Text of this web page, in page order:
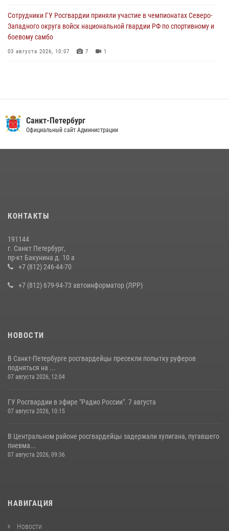
Сотрудники ГУ Росгвардии приняли участие в чемпионатах Северо-
Западного округа войск национальной гвардии РФ по спортивному и
боевому самбо
03 августа 2026, 10:07 7 1
В Красногвардейском районе росгвардейцы задержали хулигана,
угрожавшего мужчине пневматическим пистолетом
на III Международном петербургском цифровом форуме
В Ленобласти сотрудники Росгвардии провели встречу с
воспитанниками детского клуба «Умные каникулы»
Санкт-Петербург
Официальный сайт Администрации
КОНТАКТЫ
191144
г. Санкт Петербург,
пр-кт Бакунина д. 10 а
+7 (812) 246-44-70
+7 (812) 679-94-73 автоинформатор (ЛРР)
НОВОСТИ
В Санкт-Петербурге росгвардейцы пресекли попытку руферов
подняться на ...
07 августа 2026, 12:04
ГУ Росгвардии в эфире "Радио России". 7 августа
07 августа 2026, 10:15
В Центральном районе росгвардейцы задержали хулигана, пугавшего
пневма...
07 августа 2026, 09:36
НАВИГАЦИЯ
Новости